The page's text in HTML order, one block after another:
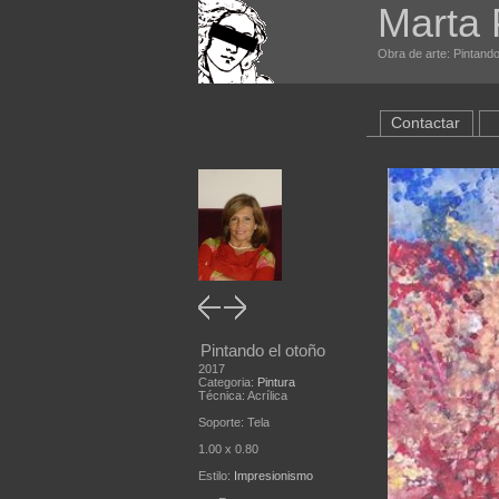
Marta
Obra de arte:
Pintando el otoño
2017
Categoria: Pintura
Técnica: Acrílica
Soporte: Tela
1.00 x 0.80
Estilo: Impresionismo
Contactar